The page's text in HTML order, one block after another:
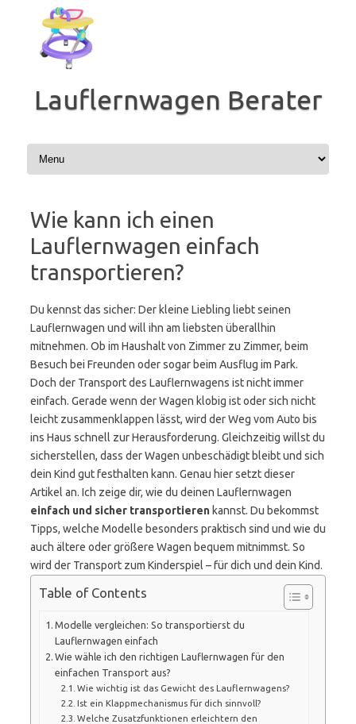
Inhalt
springen
Lauflernwagen Berater
Wie kann ich einen
Lauflernwagen einfach
transportieren?
Du kennst das sicher: Der kleine Liebling liebt seinen
Lauflernwagen und will ihn am liebsten überallhin
mitnehmen. Ob im Haushalt von Zimmer zu Zimmer, beim
Besuch bei Freunden oder sogar beim Ausflug im Park.
Doch der Transport des Lauflernwagens ist nicht immer
einfach. Gerade wenn der Wagen klobig ist oder sich nicht
leicht zusammenklappen lässt, wird der Weg vom Auto bis
ins Haus schnell zur Herausforderung. Gleichzeitig willst du
sicherstellen, dass der Wagen unbeschädigt bleibt und sich
dein Kind gut festhalten kann. Genau hier setzt dieser
Artikel an. Ich zeige dir, wie du deinen Lauflernwagen
einfach und sicher transportieren kannst. Du bekommst
Tipps, welche Modelle besonders praktisch sind und wie du
auch ältere oder größere Wagen bequem mitnimmst. So
wird der Transport zum Kinderspiel – für dich und dein Kind.
Table of Contents
Modelle vergleichen: So transportierst du
Lauflernwagen einfach
Wie wähle ich den richtigen Lauflernwagen für den
einfachen Transport aus?
Wie wichtig ist das Gewicht des Lauflernwagens?
Ist ein Klappmechanismus für dich sinnvoll?
Welche Zusatzfunktionen erleichtern den